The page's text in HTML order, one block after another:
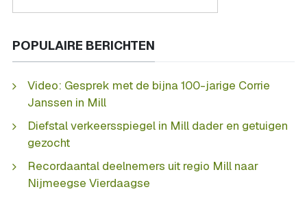
POPULAIRE BERICHTEN
Video: Gesprek met de bijna 100-jarige Corrie
Janssen in Mill
Diefstal verkeersspiegel in Mill dader en getuigen
gezocht
Recordaantal deelnemers uit regio Mill naar
Nijmeegse Vierdaagse